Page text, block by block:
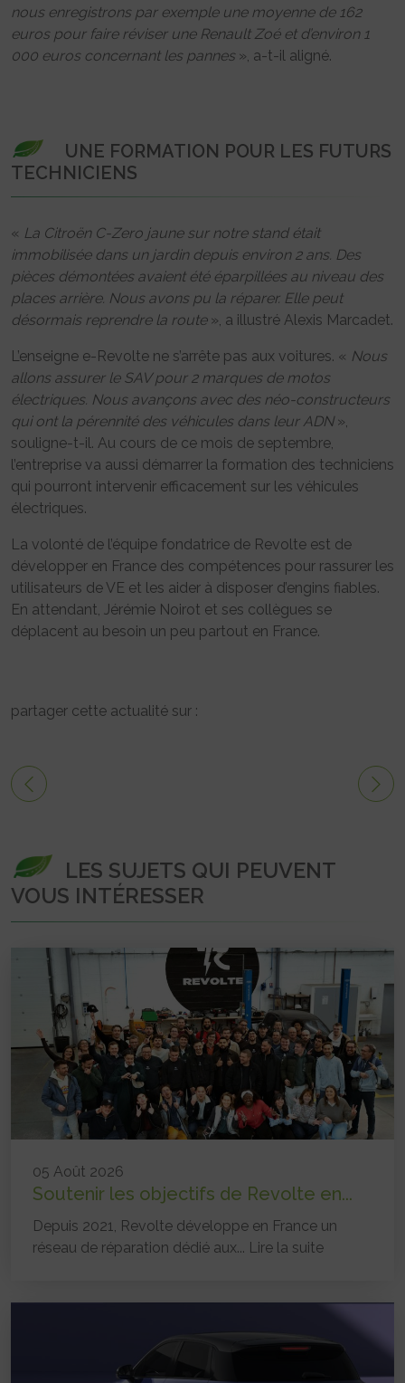
nous enregistrons par exemple une moyenne de 162
euros pour faire réviser une Renault Zoé et d’environ 1
000 euros concernant les pannes», a-t-il aligné.
UNE FORMATION POUR LES FUTURS
TECHNICIENS
« La Citroën C-Zero jaune sur notre stand était
immobilisée dans un jardin depuis environ 2 ans. Des
pièces démontées avaient été éparpillées au niveau des
places arrière. Nous avons pu la réparer. Elle peut
désormais reprendre la route», a illustré Alexis Marcadet.
L’enseigne e-Revolte ne s’arrête pas aux voitures. « Nous
allons assurer le SAV pour 2 marques de motos
électriques. Nous avançons avec des néo-constructeurs
qui ont la pérennité des véhicules dans leur ADN»,
souligne-t-il. Au cours de ce mois de septembre,
l’entreprise va aussi démarrer la formation des techniciens
qui pourront intervenir efficacement sur les véhicules
électriques.
La volonté de l’équipe fondatrice de Revolte est de
développer en France des compétences pour rassurer les
utilisateurs de VE et les aider à disposer d’engins fiables.
En attendant, Jérémie Noirot et ses collègues se
déplacent au besoin un peu partout en France.
partager cette actualité sur :
LES SUJETS QUI PEUVENT
VOUS INTÉRESSER
05 Août 2026
Soutenir les objectifs de Revolte en...
Depuis 2021, Revolte développe en France un
réseau de réparation dédié aux... Lire la suite